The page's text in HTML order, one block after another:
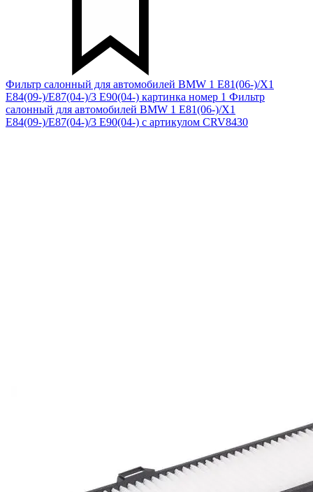
Фильтр салонный для автомобилей BMW 1 E81(06-)/X1
E84(09-)/E87(04-)/3 E90(04-) картинка номер 1 Фильтр
салонный для автомобилей BMW 1 E81(06-)/X1
E84(09-)/E87(04-)/3 E90(04-) с артикулом CRV8430